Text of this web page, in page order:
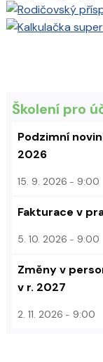
Školení pro
Podzimní
2026
15. 9. 2026 9:00
Fakturace v
5. 10. 2026 9:00
Změny v
v r. 2027
2. 11. 2026 9:00